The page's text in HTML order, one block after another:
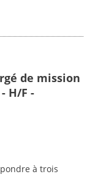
de mission
H/F -
à trois